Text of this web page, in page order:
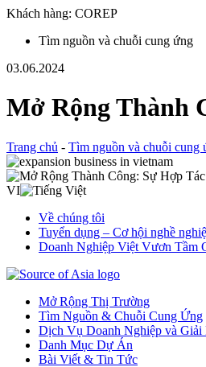
Khách hàng: COREP
Tìm nguồn và chuỗi cung ứng
03.06.2024
Mở Rộng Thành
Trang chủ - Tìm nguồn và chuỗi cung
VI
Về chúng tôi
Tuyển dụng – Cơ hội nghề
Doanh Nghiệp Việt Vươn Tầm
Mở Rộng Thị Trường
Tìm Nguồn & Chuỗi Cung Ứng
Dịch Vụ Doanh Nghiệp và Giải
Danh Mục Dự Án
Bài Viết & Tin Tức